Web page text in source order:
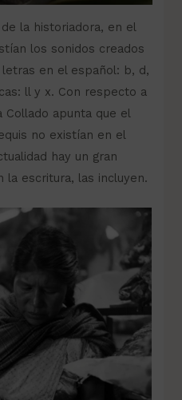
la historiadora, en el
los sonidos creados
en el español: b, d,
ll y x. Con respecto a
Collado apunta que el
no existían en el
hay un gran
la escritura, las incluyen.